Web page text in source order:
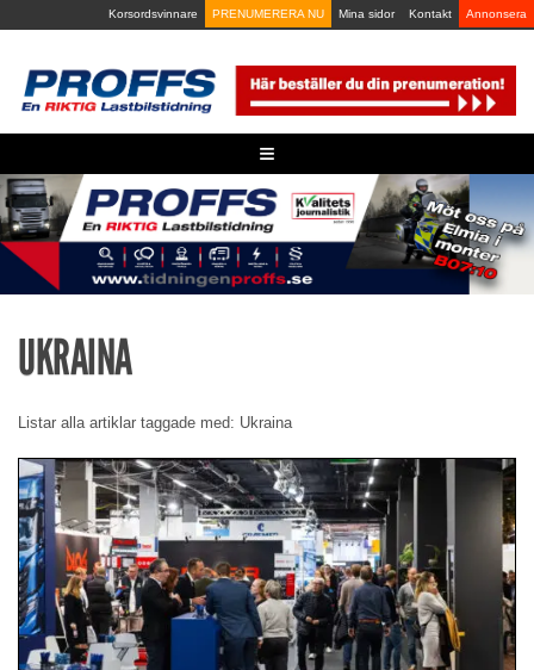
to
Korsordsvinnare PRENUMERERA NU Mina sidor Kontakt Annonsera
≡
UKRAINA
Listar alla artiklar taggade med: Ukraina